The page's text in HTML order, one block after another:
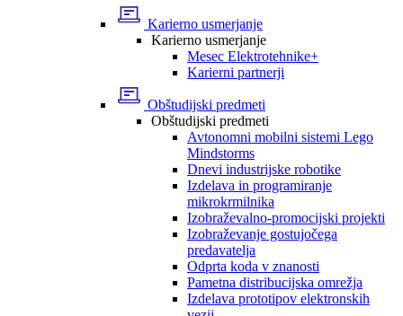
Karierno usmerjanje
Karierno usmerjanje
Mesec Elektrotehnike+
Karierni partnerji
Obštudijski predmeti
Obštudijski predmeti
Avtonomni mobilni sistemi Lego
Mindstorms
Dnevi industrijske robotike
Izdelava in programiranje
mikrokrmilnika
Izobraževalno-promocijski projekti
Izobraževanje gostujočega
predavatelja
Odprta koda v znanosti
Pametna distribucijska omrežja
Izdelava prototipov elektronskih